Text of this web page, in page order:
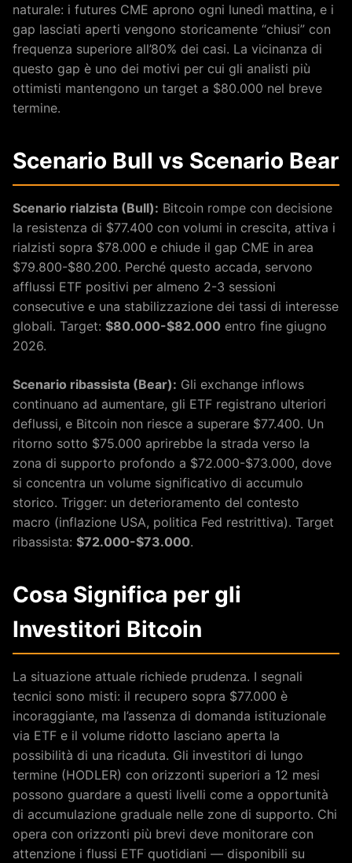
naturale: i futures CME aprono ogni lunedì mattina, e i
gap lasciati aperti vengono storicamente “chiusi” con
frequenza superiore all’80% dei casi. La vicinanza di
questo gap è uno dei motivi per cui gli analisti più
ottimisti mantengono un target a $80.000 nel breve
termine.
Scenario Bull vs Scenario Bear
Scenario rialzista (Bull): Bitcoin rompe con decisione
la resistenza di $77.400 con volumi in crescita, attiva i
rialzisti sopra $78.000 e chiude il gap CME in area
$79.800-$80.200. Perché questo accada, servono
afflussi ETF positivi per almeno 2-3 sessioni
consecutive e una stabilizzazione dei tassi di interesse
globali. Target: $80.000-$82.000 entro fine giugno
2026.
Scenario ribassista (Bear): Gli exchange inflows
continuano ad aumentare, gli ETF registrano ulteriori
deflussi, e Bitcoin non riesce a superare $77.400. Un
ritorno sotto $75.000 aprirebbe la strada verso la
zona di supporto profondo a $72.000-$73.000, dove
si concentra un volume significativo di accumulo
storico. Trigger: un deterioramento del contesto
macro (inflazione USA, politica Fed restrittiva). Target
ribassista: $72.000-$73.000.
Cosa Significa per gli
Investitori Bitcoin
La situazione attuale richiede prudenza. I segnali
tecnici sono misti: il recupero sopra $77.000 è
incoraggiante, ma l’assenza di domanda istituzionale
via ETF e il volume ridotto lasciano aperta la
possibilità di una ricaduta. Gli investitori di lungo
termine (HODLER) con orizzonti superiori a 12 mesi
possono guardare a questi livelli come a opportunità
di accumulazione graduale nelle zone di supporto. Chi
opera con orizzonti più brevi deve monitorare con
attenzione i flussi ETF quotidiani — disponibili su